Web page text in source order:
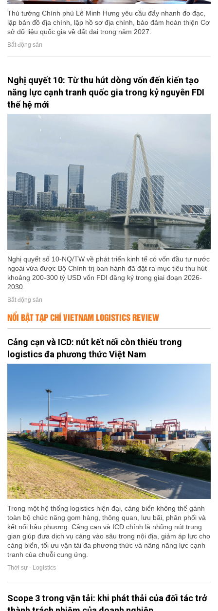
Thủ tướng Chính phủ Lê Minh Hưng yêu cầu đẩy nhanh đo đạc,
lập bản đồ địa chính, lập hồ sơ địa chính, bảo đảm hoàn thiện Cơ
sở dữ liệu quốc gia về đất đai trong năm 2027.
Bất động sản
Nghị quyết 10: Từ thu hút dòng vốn đến kiến tạo
năng lực cạnh tranh quốc gia trong kỷ nguyên FDI
thế hệ mới
Nghị quyết số 10-NQ/TW về phát triển kinh tế có vốn đầu tư nước
ngoài vừa được Bộ Chính trị ban hành đã đặt ra mục tiêu thu hút
khoảng 200-300 tỷ USD vốn FDI đăng ký trong giai đoạn 2026-
2030.
Bất động sản
NỔI BẬT TẠP CHÍ VIETNAM LOGISTICS REVIEW
Cảng cạn và ICD: nút kết nối còn thiếu trong
logistics đa phương thức Việt Nam
Trong một hệ thống logistics hiện đại, cảng biển không thể gánh
toàn bộ chức năng gom hàng, thông quan, lưu bãi, phân phối và
kết nối hậu phương. Cảng cạn và ICD chính là những nút trung
gian giúp đưa dịch vụ cảng vào sâu trong nội địa, giảm áp lực cho
cảng biển, tối ưu vận tải đa phương thức và nâng năng lực cạnh
tranh của chuỗi cung ứng.
Thời sự - Logistics
Scope 3 trong vận tải: khi phát thải của đối tác trở